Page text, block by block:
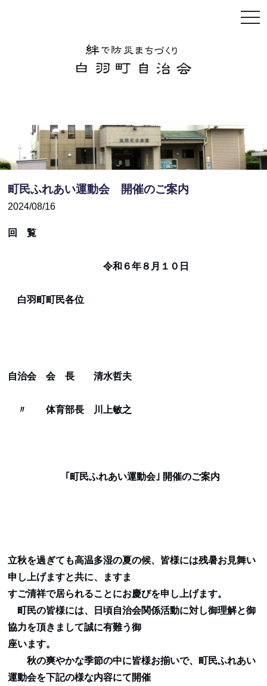
町民ふれあい運動会 開催のご案内
2024/08/16
回 覧
令和６年８月１０日
白羽町町民各位
自治会 会 長 清水哲夫
〃 体育部長 川上敏之
｢町民ふれあい運動会｣ 開催のご案内
立秋を過ぎても高温多湿の夏の候、皆様には残暑お見舞い
申し上げますと共に、ますま
すご清祥で居られることにお慶びを申し上げます。
町民の皆様には、日頃自治会関係活動に対し御理解と御
協力を頂きまして誠に有難う御
座います。
秋の爽やかな季節の中に皆様お揃いで、町民ふれあい
運動会を下記の様な内容にて開催